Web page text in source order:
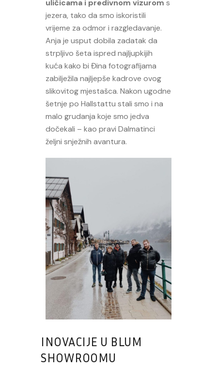
uličicama i predivnom vizurom s
jezera, tako da smo iskoristili
vrijeme za odmor i razgledavanje.
Anja je usput dobila zadatak da
strpljivo šeta ispred najljupkijih
kuća kako bi Đina fotografijama
zabilježila najljepše kadrove ovog
slikovitog mjestašca. Nakon ugodne
šetnje po Hallstattu stali smo i na
malo grudanja koje smo jedva
dočekali – kao pravi Dalmatinci
željni snježnih avantura.
INOVACIJE U BLUM
SHOWROOMU